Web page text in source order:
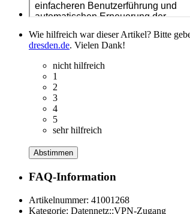
Wie hilfreich war dieser Artikel? Bitte
dresden.de. Vielen Dank!
nicht hilfreich
1
2
3
4
5
sehr hilfreich
Abstimmen
FAQ-Information
Artikelnummer: 41001268
Kategorie: Datennetz::VPN-Zugang